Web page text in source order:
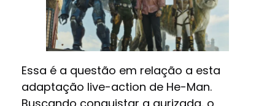
Essa é a questão em relação a esta
adaptação live-action de He-Man.